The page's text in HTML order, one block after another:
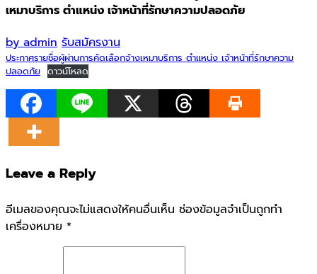
เหมาบริการ ตำแหน่ง เจ้าหน้าที่รักษาความปลอดภัย
byadmin รับสมัครงาน
ประกาศรายชื่อผู้ผ่านการคัดเลือกจ้างเหมาบริการ ตำแหน่ง เจ้าหน้าที่รักษาความ
ปลอดภัย ดาวน์โหลด
Leave a Reply
อีเมลของคุณจะไม่แสดงให้คนอื่นเห็น ช่องข้อมูลจำเป็นถูกทำ
เครื่องหมาย *